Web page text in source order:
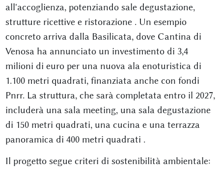
all'accoglienza, potenziando sale degustazione,
strutture ricettive e ristorazione . Un esempio
concreto arriva dalla Basilicata, dove Cantina di
Venosa ha annunciato un investimento di 3,4
milioni di euro per una nuova ala enoturistica di
1.100 metri quadrati, finanziata anche con fondi
Pnrr. La struttura, che sarà completata entro il 2027,
includerà una sala meeting, una sala degustazione
di 150 metri quadrati, una cucina e una terrazza
panoramica di 400 metri quadrati .
Il progetto segue criteri di sostenibilità ambientale: